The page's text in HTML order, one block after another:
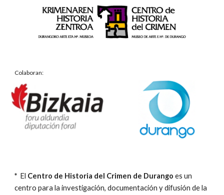
Colaboran:
* El Centro de Historia del Crimen de Durango es un
centro para la investigación, documentación y difusión de la